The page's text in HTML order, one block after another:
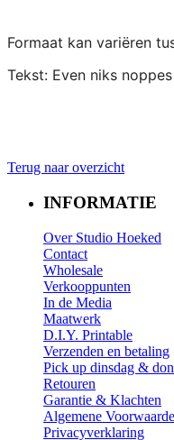
Formaat kan variëren
Tekst: Even niks
Terug naar overzicht
INFORMATIE
Over Studio Hoeked
Contact
Wholesale
​Verkooppunten​
In de Media
Maatwerk
D.I.Y. Printable
Verzenden en betaling
Pick up dinsdag &
Retouren
Garantie & Klachten
Algemene
Privacyverklaring